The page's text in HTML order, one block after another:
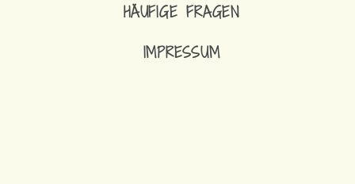
HÄUFIGE FRAGEN
IMPRESSUM